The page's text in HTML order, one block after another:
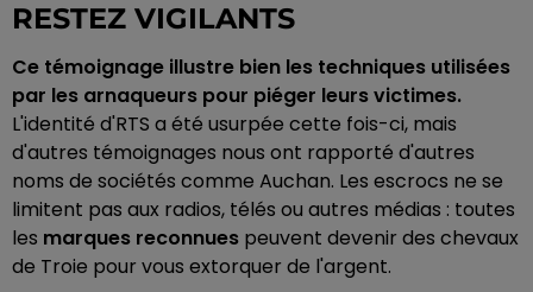
RESTEZ VIGILANTS
Ce témoignage illustre bien les techniques utilisées
par les arnaqueurs pour piéger leurs victimes.
L'identité d'RTS a été usurpée cette fois-ci, mais
d'autres témoignages nous ont rapporté d'autres
noms de sociétés comme Auchan. Les escrocs ne se
limitent pas aux radios, télés ou autres médias : toutes
les marques reconnues peuvent devenir des chevaux
de Troie pour vous extorquer de l'argent.